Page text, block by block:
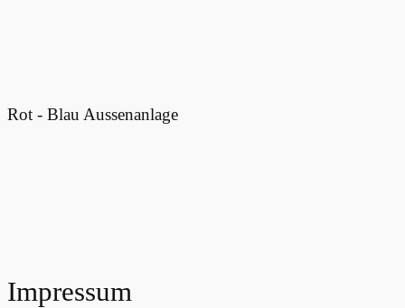
Rot - Blau Aussenanlage
Impressum